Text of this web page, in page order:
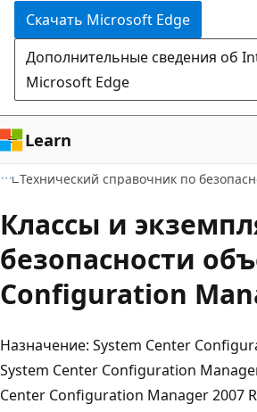
Скачать Microsoft Edge
Дополнительные сведения об
Microsoft Edge
Learn
Классы и
безопасности
Configuration
Назначение: System Center
System Center Configuration
Center Configuration Manager 2007